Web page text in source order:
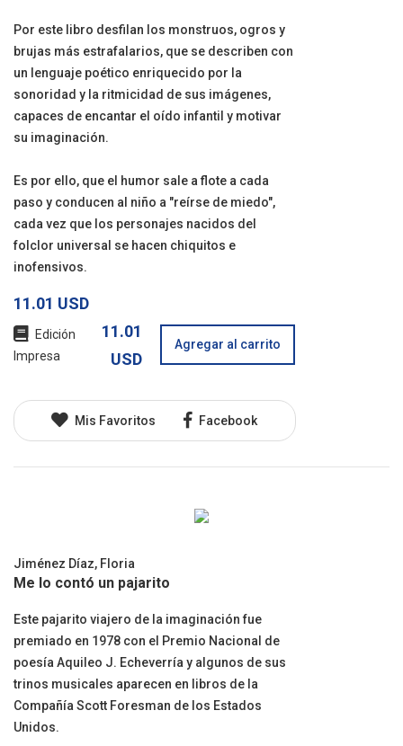
Por este libro desfilan los monstruos, ogros y
brujas más estrafalarios, que se describen con
un lenguaje poético enriquecido por la
sonoridad y la ritmicidad de sus imágenes,
capaces de encantar el oído infantil y motivar
su imaginación.
Es por ello, que el humor sale a flote a cada
paso y conducen al niño a "reírse de miedo",
cada vez que los personajes nacidos del
folclor universal se hacen chiquitos e
inofensivos.
11.01 USD
Edición
Impresa
11.01
USD
Agregar al carrito
Mis Favoritos Facebook
Jiménez Díaz, Floria
Me lo contó un pajarito
Este pajarito viajero de la imaginación fue
premiado en 1978 con el Premio Nacional de
poesía Aquileo J. Echeverría y algunos de sus
trinos musicales aparecen en libros de la
Compañía Scott Foresman de los Estados
Unidos.